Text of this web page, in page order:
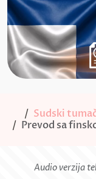
Sudski
Prevod sa
Audio verzija